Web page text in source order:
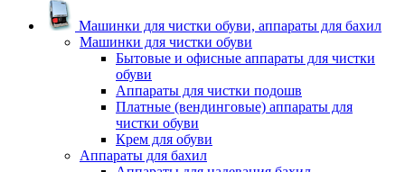
Машинки для чистки обуви, аппараты для бахил
Машинки для чистки обуви
Бытовые и офисные аппараты для чистки
обуви
Аппараты для чистки подошв
Платные (вендинговые) аппараты для
чистки обуви
Крем для обуви
Аппараты для бахил